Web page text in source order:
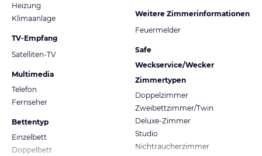
Heizung
Klimaanlage
TV-Empfang
Satelliten-TV
Multimedia
Telefon
Fernseher
Bettentyp
Einzelbett
Doppelbett
Weitere Zimmerinformationen
Feuermelder
Safe
Weckservice/Wecker
Zimmertypen
Doppelzimmer
Zweibettzimmer/Twin
Deluxe-Zimmer
Studio
Nichtraucherzimmer